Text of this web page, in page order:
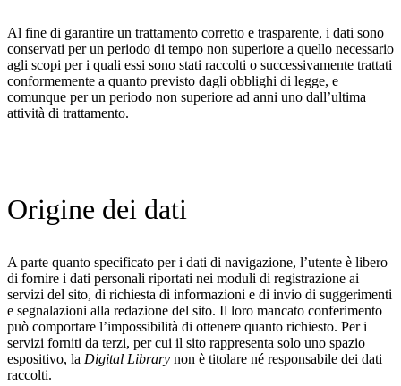
Al fine di garantire un trattamento corretto e trasparente, i dati sono
conservati per un periodo di tempo non superiore a quello necessario
agli scopi per i quali essi sono stati raccolti o successivamente trattati
conformemente a quanto previsto dagli obblighi di legge, e
comunque per un periodo non superiore ad anni uno dall’ultima
attività di trattamento.
Origine dei dati
A parte quanto specificato per i dati di navigazione, l’utente è libero
di fornire i dati personali riportati nei moduli di registrazione ai
servizi del sito, di richiesta di informazioni e di invio di suggerimenti
e segnalazioni alla redazione del sito. Il loro mancato conferimento
può comportare l’impossibilità di ottenere quanto richiesto. Per i
servizi forniti da terzi, per cui il sito rappresenta solo uno spazio
espositivo, la Digital Library non è titolare né responsabile dei dati
raccolti.